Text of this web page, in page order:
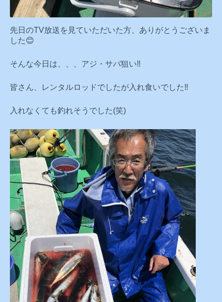
先日のTV放送を見ていただいた方、ありがとうございま
した😊
そんな今日は、、、アジ・サバ狙い‼️
皆さん、レンタルロッドでしたが入れ食いでした‼️
入れなくても釣れそうでした(笑)